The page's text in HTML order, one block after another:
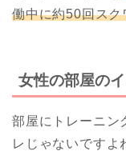
働中に約50回ス
女性の部屋の
部屋にトレーニン
レじゃないですよ